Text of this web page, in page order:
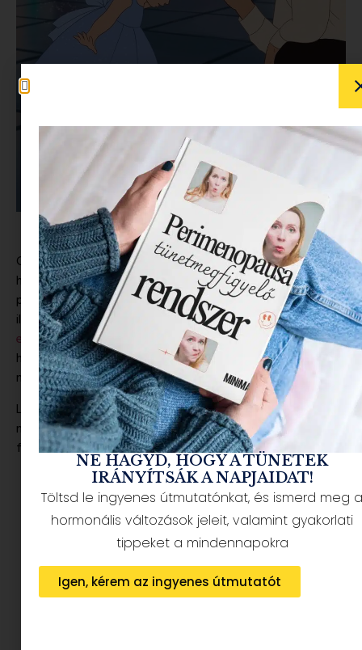
Gondoltál már arra, hogy mi történhetett a nagy Disney
hercegekkel a csodálatos esküvők után? Erre a kérdésre
próbál választ adni Oksana Pascsenko művész Disney
illusztrációiban. Miután elképzelte a Disney-hercegnőket az
esküvőjükön, majd kismamaként, legújabb sorozata az apa
hercegek és gyermekeik közötti különleges köteléket
mutatja be.
Leginkább aDisney hercegnőkugranak be elsőként
mindenkinek, ha szóba kerülnek a mesék, lássuk mi lett a
férjeikből, a hercegekből.
NE HAGYD, HOGY A TÜNETEK
IRÁNYÍTSÁK A NAPJAIDAT!
Töltsd le ingyenes útmutatónkat, és ismerd meg a
hormonális változások jeleit, valamint gyakorlati
tippeket a mindennapokra
Igen, kérem az ingyenes útmutatót